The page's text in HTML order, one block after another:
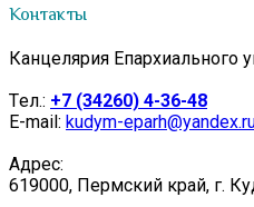
Контакты
Канцелярия Епархиального
Tел.: +7 (34260) 4-36-48
E-mail: kudym-
Адрес:
619000, Пермский край, г.